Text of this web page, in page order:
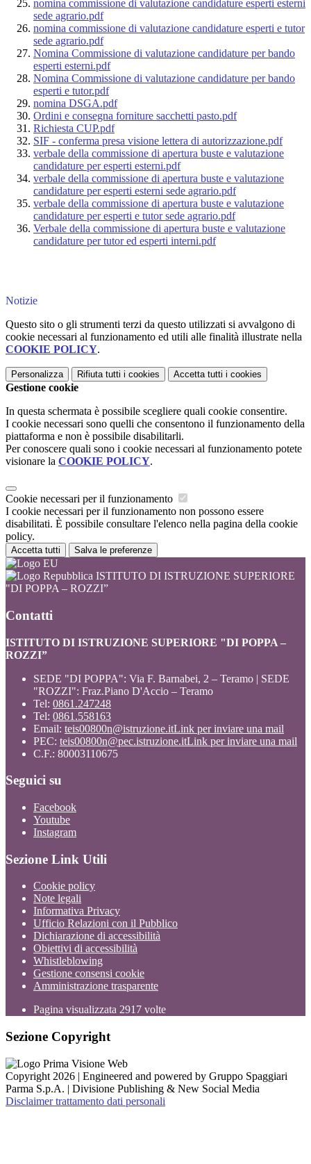
nomina commissione di valutazione candidature esperti esterni
sede agrario.pdf
nomina commissione di valutazione candidature esperti e tutor
sede agrario.pdf
Nomina Commissione di valutazione candidature per bando
esperti esterni.pdf
Nomina Commissione di valutazione candidature per bando
esperti e tutor.pdf
nomina DSGA.pdf
Ordini e consegna forniture sacchetti pasto.pdf
Richiesta CUP.pdf
SIF - conferma presa visione lettera di autorizzazione.pdf
verbale della commissione di apertura buste e valutazione
candidature per esperti esterni.pdf
verbale della commissione di apertura buste e valutazione
candidature per esperti esterni sede agrario.pdf
verbale della commissione di apertura buste e valutazione
candidature per esperti e tutor sede agrario.pdf
Verbale della commissione di apertura buste e valutazione
candidature per tutor ed esperti interni.pdf
Notizie
Questo sito o gli strumenti terzi da questo utilizzati si avvalgono di
cookie necessari al funzionamento ed utili alle finalità illustrate nella
COOKIE POLICY.
Personalizza Rifiuta tutti i cookies Accetta tutti i cookies
Gestione cookie
In questa schermata è possibile scegliere quali cookie consentire.
I cookie necessari sono quelli che consentono il funzionamento della
piattaforma e non è possibile disabilitarli.
Per conoscere quali sono i cookie necessari al funzionamento potete
visionare la COOKIE POLICY.
Cookie necessari per il funzionamento
I cookie necessari per il funzionamento non possono essere
disabilitati. È possibile consultare l'elenco nella pagina della cookie
policy.
Accetta tutti Salva le preferenze
ISTITUTO DI ISTRUZIONE SUPERIORE
"DI POPPA – ROZZI”
Contatti
ISTITUTO DI ISTRUZIONE SUPERIORE "DI POPPA –
ROZZI”
SEDE "DI POPPA": Via F. Barnabei, 2 – Teramo | SEDE
"ROZZI": Fraz.Piano D'Accio – Teramo
Tel: 0861.247248
Tel: 0861.558163
Email: teis00800n@istruzione.itLink per inviare una mail
PEC: teis00800n@pec.istruzione.itLink per inviare una mail
C.F.: 80003110675
Seguici su
Facebook
Youtube
Instagram
Sezione Link Utili
Cookie policy
Note legali
Informativa Privacy
Ufficio Relazioni con il Pubblico
Dichiarazione di accessibilità
Obiettivi di accessibilità
Whistleblowing
Gestione consensi cookie
Amministrazione trasparente
Pagina visualizzata 2917 volte
Sezione Copyright
Copyright 2026 | Engineered and powered by Gruppo Spaggiari
Parma S.p.A. | Divisione Publishing & New Social Media
Disclaimer trattamento dati personali